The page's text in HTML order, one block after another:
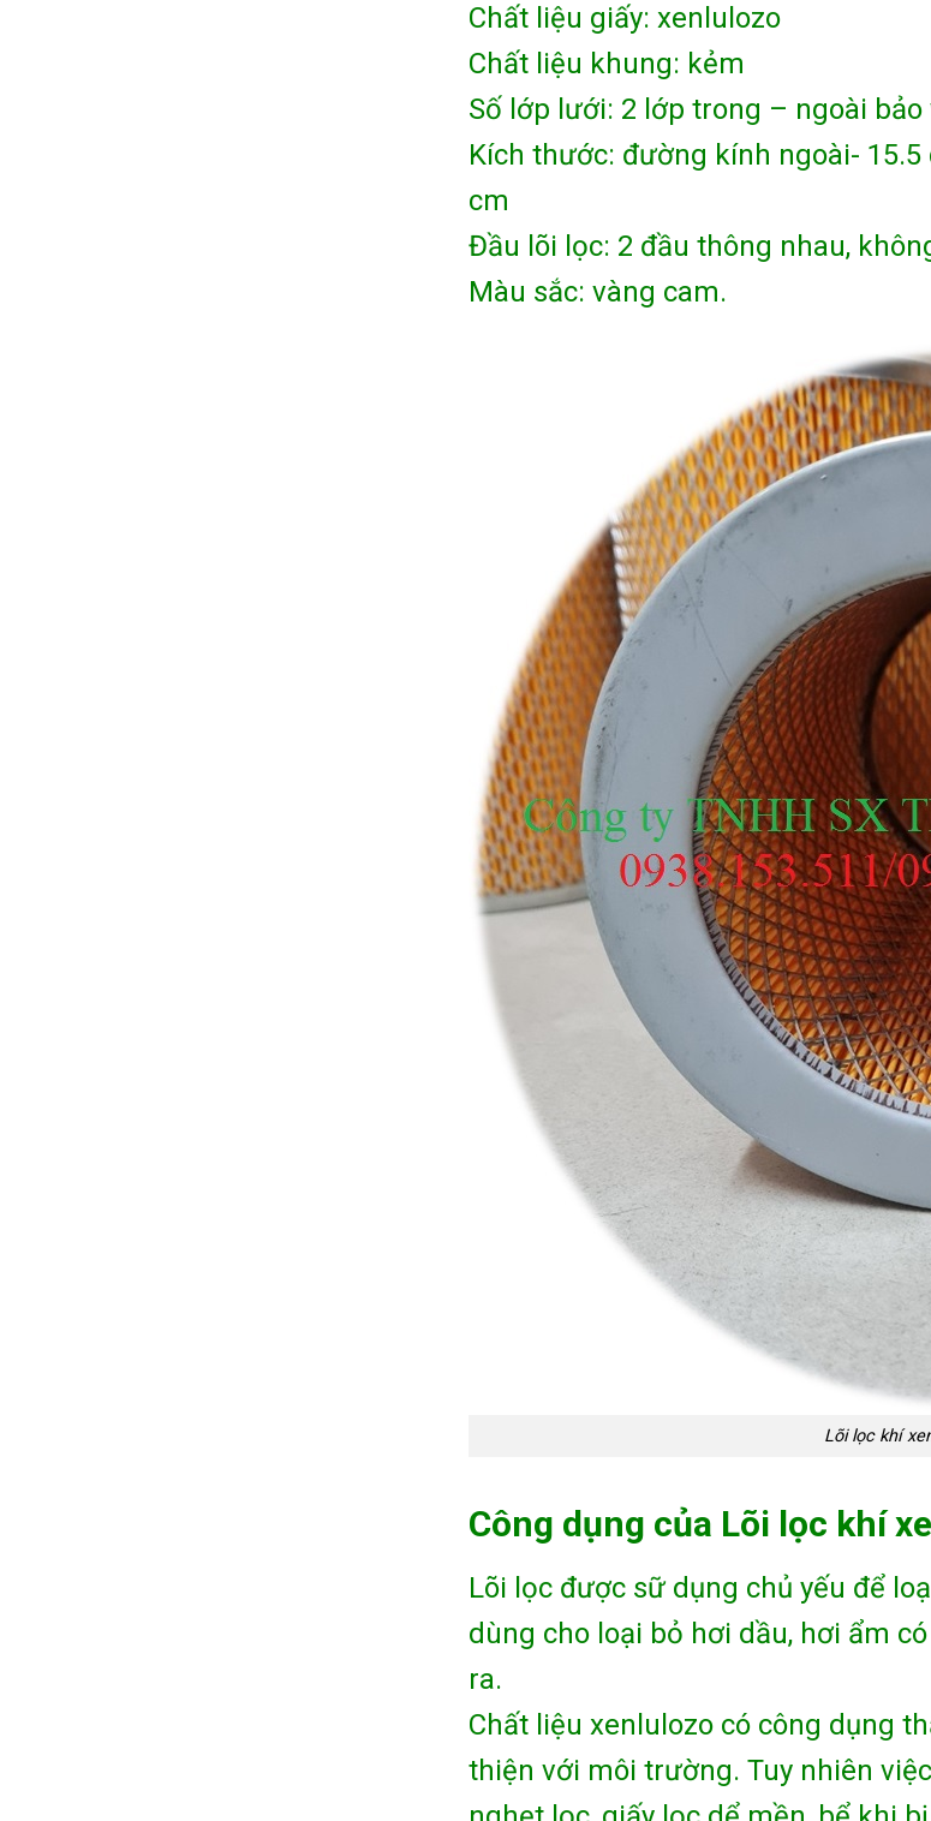
Chất liệu giấy: xenlulozo
Chất liệu khung: kẻm
Số lớp lưới: 2 lớp trong – ngoài bảo
Kích thước: đường kính ngoài-
cm
Đầu lõi lọc: 2 đầu thông nhau,
Màu sắc: vàng cam.
Lõi lọc khí
Công dụng của Lõi lọc khí
Lõi lọc được sữ dụng chủ yếu để
dùng cho loại bỏ hơi dầu, hơi ẩm
ra.
Chất liệu xenlulozo có công dụng
thiện với môi trường. Tuy nhiên